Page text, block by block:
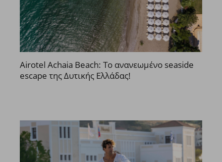
Airotel Achaia Beach: Το ανανεωμένο seaside
escape της Δυτικής Ελλάδας!